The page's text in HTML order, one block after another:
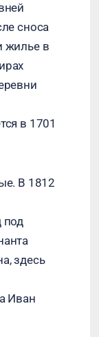
сноса
жилье в
в 1701
В 1812
под
здесь
Иван